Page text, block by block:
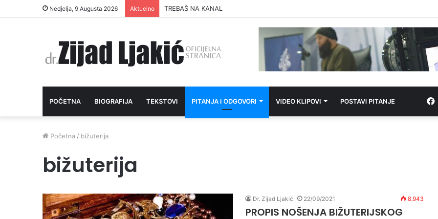
Nedjelja, 9 Augusta 2026 Aktuelno TREBAŠ NA KANAL
POČETNA BIOGRAFIJA TEKSTOVI PITANJA I ODGOVORI VIDEO KLIPOVI POSTAVI PITANJE
Početna / bižuterija
bižuterija
Dr. Zijad Ljakić 22/09/2021 8.943
PROPIS NOŠENJA BIŽUTERIJSKOG